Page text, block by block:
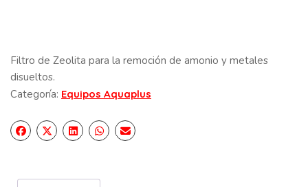
Filtro de Zeolita para la remoción de amonio y metales
disueltos.
Categoría: Equipos Aquaplus